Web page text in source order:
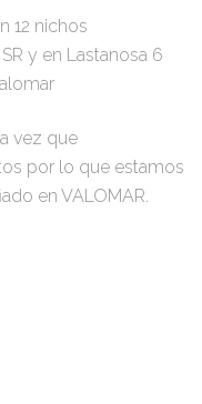
12 nichos
y en Lastanosa 6
vez que
por lo que estamos
en VALOMAR.